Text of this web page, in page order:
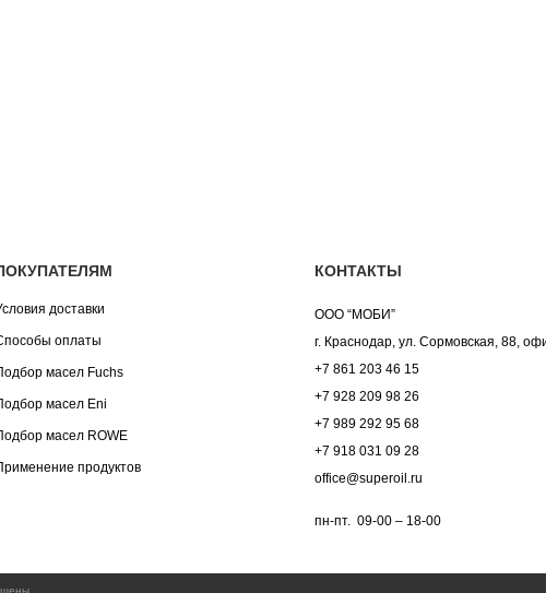
доставки
оплаты
масел Fuchs
масел Eni
масел ROWE
продуктов
КОНТАКТЫ
ООО “МОБИ”
г. Краснодар, ул. Сормовская, 88,
+7 861 203 46 15
+7 928 209 98 26
+7 989 292 95 68
+7 918 031 09 28
office@superoil.ru
пн-пт. 09-00 – 18-00